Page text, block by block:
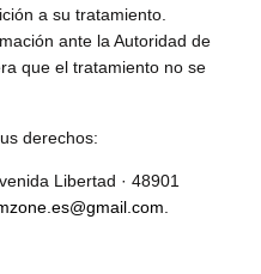
a su tratamiento.
ante la Autoridad de
que el tratamiento no se
derechos:
Libertad · 48901